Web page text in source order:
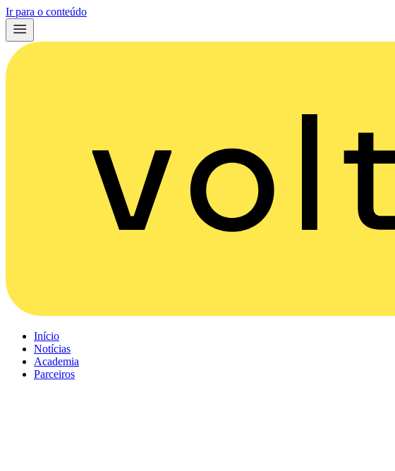
Ir para o conteúdo
Início
Notícias
Academia
Parceiros